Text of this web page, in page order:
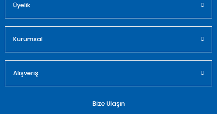
Üyelik
Kurumsal
Alışveriş
Bize Ulaşın